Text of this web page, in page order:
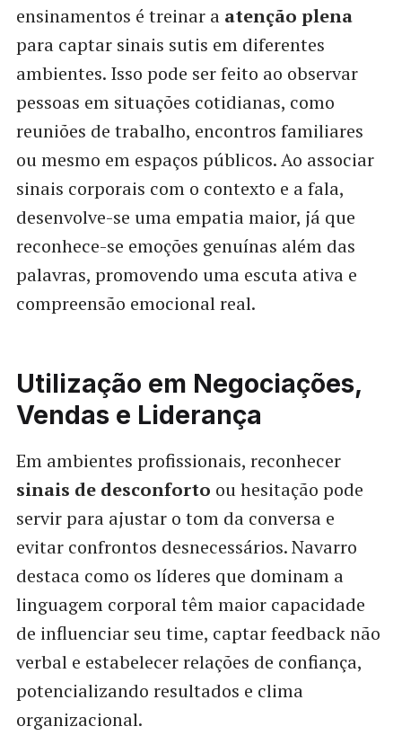
ensinamentos é treinar a atenção plena
para captar sinais sutis em diferentes
ambientes. Isso pode ser feito ao observar
pessoas em situações cotidianas, como
reuniões de trabalho, encontros familiares
ou mesmo em espaços públicos. Ao associar
sinais corporais com o contexto e a fala,
desenvolve-se uma empatia maior, já que
reconhece-se emoções genuínas além das
palavras, promovendo uma escuta ativa e
compreensão emocional real.
Utilização em Negociações,
Vendas e Liderança
Em ambientes profissionais, reconhecer
sinais de desconforto ou hesitação pode
servir para ajustar o tom da conversa e
evitar confrontos desnecessários. Navarro
destaca como os líderes que dominam a
linguagem corporal têm maior capacidade
de influenciar seu time, captar feedback não
verbal e estabelecer relações de confiança,
potencializando resultados e clima
organizacional.